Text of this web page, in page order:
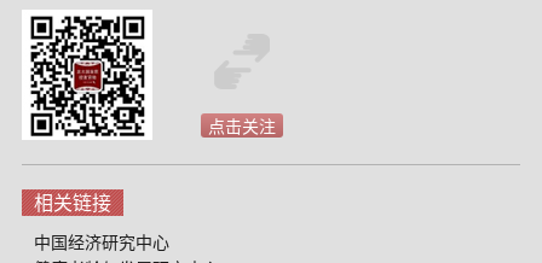
点击关注
相关链接
中国经济研究中心